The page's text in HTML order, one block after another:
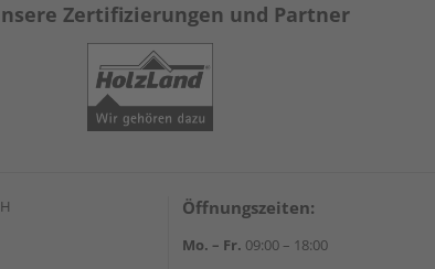
Zertifizierungen und Partner
Öffnungszeiten:
Mo. – Fr. 09:00 – 18:00